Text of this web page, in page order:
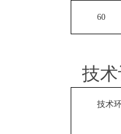
60
技
技术